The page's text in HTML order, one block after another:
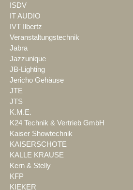
ISDV
IT AUDIO
IVT Ilbertz
Veranstaltungstechnik
Jabra
Jazzunique
JB-Lighting
Jericho Gehäuse
JTE
JTS
K.M.E.
K24 Technik & Vertrieb GmbH
Kaiser Showtechnik
KAISERSCHOTE
KALLE KRAUSE
Kern & Stelly
KFP
KIEKER